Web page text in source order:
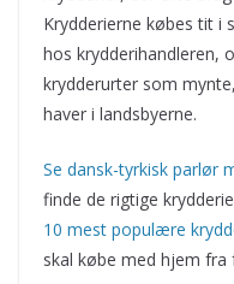
Krydderierne købes tit i
hos krydderihandleren,
krydderurter som
haver i landsbyerne.
Se dansk-tyrkisk parlør
finde de rigtige
10 mest populære
skal købe med hjem fra